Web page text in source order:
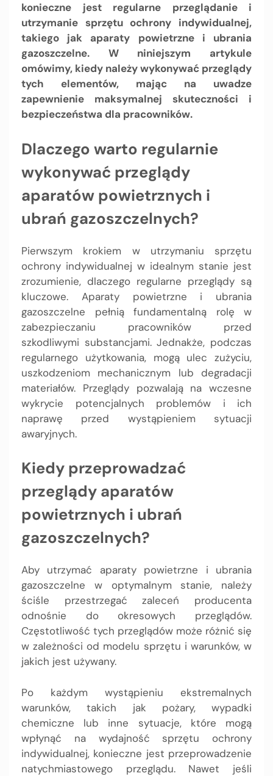
konieczne jest regularne przeglądanie i
utrzymanie sprzętu ochrony indywidualnej,
takiego jak aparaty powietrzne i ubrania
gazoszczelne. W niniejszym artykule
omówimy, kiedy należy wykonywać przeglądy
tych elementów, mając na uwadze
zapewnienie maksymalnej skuteczności i
bezpieczeństwa dla pracowników.
Dlaczego warto regularnie
wykonywać przeglądy
aparatów powietrznych i
ubrań gazoszczelnych?
Pierwszym krokiem w utrzymaniu sprzętu
ochrony indywidualnej w idealnym stanie jest
zrozumienie, dlaczego regularne przeglądy są
kluczowe. Aparaty powietrzne i ubrania
gazoszczelne pełnią fundamentalną rolę w
zabezpieczaniu pracowników przed
szkodliwymi substancjami. Jednakże, podczas
regularnego użytkowania, mogą ulec zużyciu,
uszkodzeniom mechanicznym lub degradacji
materiałów. Przeglądy pozwalają na wczesne
wykrycie potencjalnych problemów i ich
naprawę przed wystąpieniem sytuacji
awaryjnych.
Kiedy przeprowadzać
przeglądy aparatów
powietrznych i ubrań
gazoszczelnych?
Aby utrzymać aparaty powietrzne i ubrania
gazoszczelne w optymalnym stanie, należy
ściśle przestrzegać zaleceń producenta
odnośnie do okresowych przeglądów.
Częstotliwość tych przeglądów może różnić się
w zależności od modelu sprzętu i warunków, w
jakich jest używany.
Po każdym wystąpieniu ekstremalnych
warunków, takich jak pożary, wypadki
chemiczne lub inne sytuacje, które mogą
wpłynąć na wydajność sprzętu ochrony
indywidualnej, konieczne jest przeprowadzenie
natychmiastowego przeglądu. Nawet jeśli